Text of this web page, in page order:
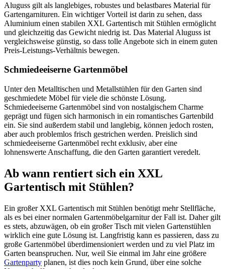
Aluguss gilt als langlebiges, robustes und belastbares Material für
Gartengarnituren. Ein wichtiger Vorteil ist darin zu sehen, dass
Aluminium einen stabilen XXL Gartentisch mit Stühlen ermöglicht
und gleichzeitig das Gewicht niedrig ist. Das Material Aluguss ist
vergleichsweise günstig, so dass tolle Angebote sich in einem guten
Preis-Leistungs-Verhältnis bewegen.
Schmiedeeiserne Gartenmöbel
Unter den Metalltischen und Metallstühlen für den Garten sind
geschmiedete Möbel für viele die schönste Lösung.
Schmiedeeiserne Gartenmöbel sind von nostalgischem Charme
geprägt und fügen sich harmonisch in ein romantisches Gartenbild
ein. Sie sind außerdem stabil und langlebig, können jedoch rosten,
aber auch problemlos frisch gestrichen werden. Preislich sind
schmiedeeiserne Gartenmöbel recht exklusiv, aber eine
lohnenswerte Anschaffung, die den Garten garantiert veredelt.
Ab wann rentiert sich ein XXL
Gartentisch mit Stühlen?
Ein großer XXL Gartentisch mit Stühlen benötigt mehr Stellfläche,
als es bei einer normalen Gartenmöbelgarnitur der Fall ist. Daher gilt
es stets, abzuwägen, ob ein großer Tisch mit vielen Gartenstühlen
wirklich eine gute Lösung ist. Langfristig kann es passieren, dass zu
große Gartenmöbel überdimensioniert werden und zu viel Platz im
Garten beanspruchen. Nur, weil Sie einmal im Jahr eine größere
Gartenparty planen, ist dies noch kein Grund, über eine solche